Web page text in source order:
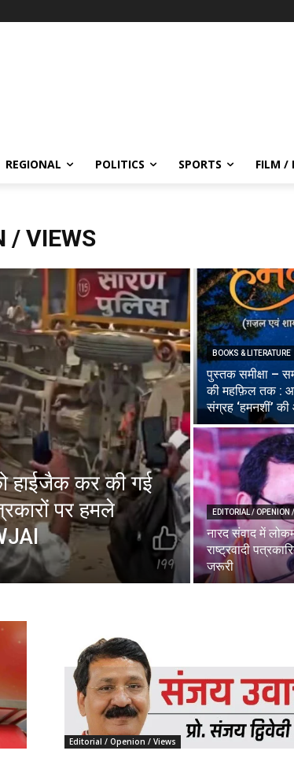
REGIONAL POLITICS SPORTS FILM /
/ VIEWS
हाईजैक कर की गई
पर हमले
BOOKS & LITERATURE
पुस्तक समीक्षा –
की महफ़िल तक :
संग्रह ‘हमनशीं’ की
EDITORIAL / OPENION
नारद संवाद में
राष्ट्रवादी
जरूरी
Editorial / Openion / Views